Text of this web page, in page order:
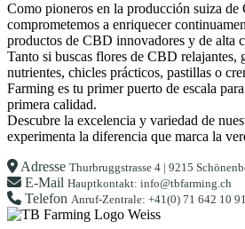
Como pioneros en la producción suiza de
comprometemos a enriquecer
productos de CBD innovadores y de alta
Tanto si buscas flores de CBD relajantes,
nutrientes, chicles prácticos, pastillas o
Farming es tu primer puerto de escala
primera calidad.
Descubre la excelencia y variedad de
experimenta la diferencia que marca la
Adresse Thurbruggstrasse 4 | 9215
E-Mail Hauptkontakt: info@tbfarming.ch
Telefon Anruf-Zentrale: +41(0) 71 642 10 91